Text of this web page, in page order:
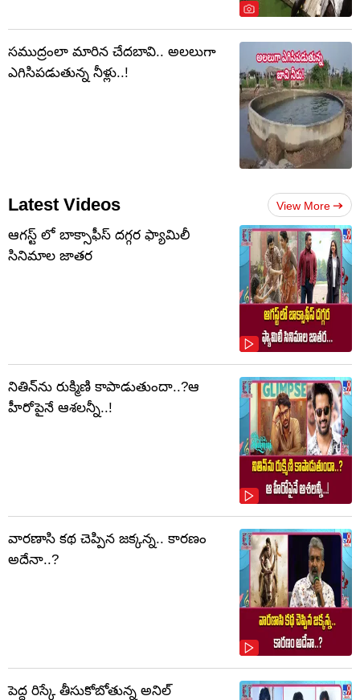
సముద్రంలా మారిన చేదబావి.. అలలుగా
ఎగిసిపడుతున్న నీళ్లు..!
Latest Videos View More
ఆగస్ట్ లో బాక్సాఫీస్ దగ్గర ఫ్యామిలీ
సినిమాల జాతర
నితిన్‌ను రుక్మిణి కాపాడుతుందా..?ఆ
హీరోపైనే ఆశలన్నీ..!
వారణాసి కథ చెప్పిన జక్కన్న.. కారణం
అదేనా..?
పెద్ద రిస్కే తీసుకోబోతున్న అనిల్